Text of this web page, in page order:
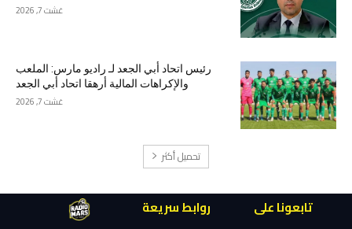
غشت 7, 2026
رئيس اتحاد أبي الجعد لـ راديو مارس: الملعب
والإكراهات المالية أرهقا اتحاد أبي الجعد
غشت 7, 2026
تحميل أكثر
تابعونا على
روابط سريعة